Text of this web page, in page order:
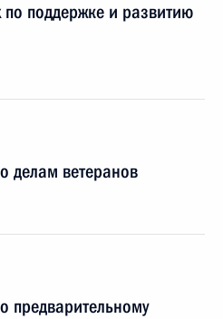
поддержке и развитию
делам ветеранов
предварительному